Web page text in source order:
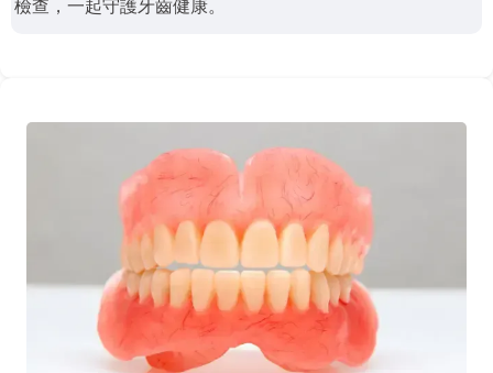
檢查，一起守護牙齒健康。